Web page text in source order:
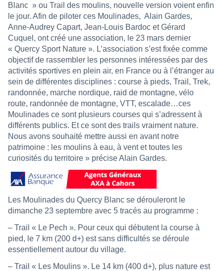
Blanc » ou Trail des moulins, nouvelle version voient enfin
le jour. Afin de piloter ces Moulinades, Alain Gardes,
Anne-Audrey Capart, Jean-Louis Bardoc et Gérard
Cuquel, ont créé une association, le 23 mars dernier
« Quercy Sport Nature ». L’association s’est fixée comme
objectif de rassembler les personnes intéressées par des
activités sportives en plein air, en France ou à l’étranger au
sein de différentes disciplines : course à pieds, Trail, Trek,
randonnée, marche nordique, raid de montagne, vélo
route, randonnée de montagne, VTT, escalade…ces
Moulinades ce sont plusieurs courses qui s’adressent à
différents publics. Et ce sont des trails vraiment nature.
Nous avons souhaité mettre aussi en avant notre
patrimoine : les moulins à eau, à vent et toutes les
curiosités du territoire » précise Alain Gardes.
Les Moulinades du Quercy Blanc se dérouleront le
dimanche 23 septembre avec 5 tracés au programme :
– Trail « Le Pech ». Pour ceux qui débutent la course à
pied, le 7 km (200 d+) est sans difficultés se déroule
essentiellement autour du village.
– Trail « Les Moulins ». Le 14 km (400 d+), plus nature est